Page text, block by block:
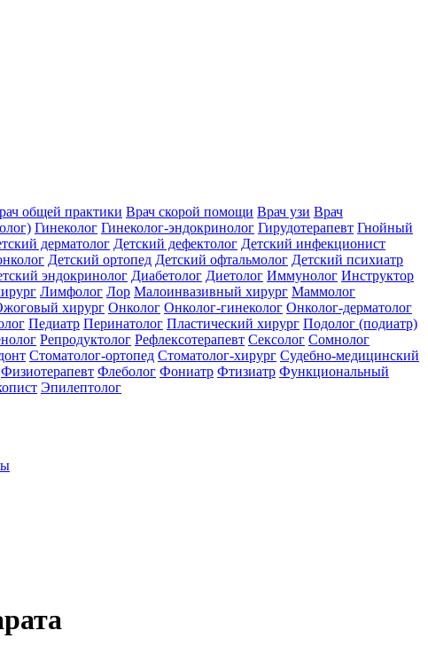
общей практики Врач скорой помощи Врач узи Врач
Гинеколог Гинеколог-эндокринолог Гирудотерапевт Гнойный
дерматолог Детский дефектолог Детский инфекционист
Детский ортопед Детский офтальмолог Детский психиатр
эндокринолог Диабетолог Диетолог Иммунолог Инструктор
Лимфолог Лор Малоинвазивный хирург Маммолог
хирург Онколог Онколог-гинеколог Онколог-дерматолог
Педиатр Перинатолог Пластический хирург Подолог (подиатр)
Репродуктолог Рефлексотерапевт Сексолог Сомнолог
Стоматолог-ортопед Стоматолог-хирург Судебно-медицинский
Физиотерапевт Флеболог Фониатр Фтизиатр Функциональный
Эпилептолог